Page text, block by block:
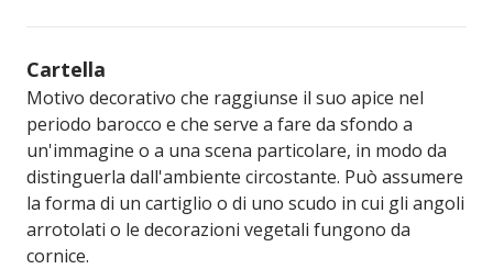
Cartella
Motivo decorativo che raggiunse il suo apice nel
periodo barocco e che serve a fare da sfondo a
un'immagine o a una scena particolare, in modo da
distinguerla dall'ambiente circostante. Può assumere
la forma di un cartiglio o di uno scudo in cui gli angoli
arrotolati o le decorazioni vegetali fungono da
cornice.